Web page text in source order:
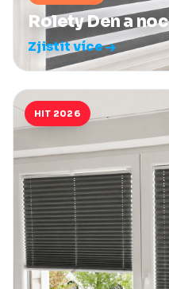
Rolety Den a noc
Zjistit více
HIT 2026